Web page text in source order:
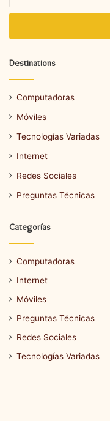
correo
Destinations
Computadoras
Móviles
Tecnologías Variadas
Internet
Redes Sociales
Preguntas Técnicas
Categorías
Computadoras
Internet
Móviles
Preguntas Técnicas
Redes Sociales
Tecnologías Variadas